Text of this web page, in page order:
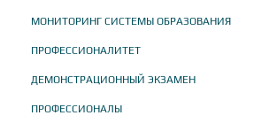
МОНИТОРИНГ СИСТЕМЫ ОБРАЗОВАНИЯ
ПРОФЕССИОНАЛИТЕТ
ДЕМОНСТРАЦИОННЫЙ ЭКЗАМЕН
ПРОФЕССИОНАЛЫ